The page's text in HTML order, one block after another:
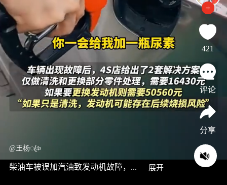
@王杨ꦿঞ
柴油车被误加汽油致发动机故障，... 展开
421
评论
分享